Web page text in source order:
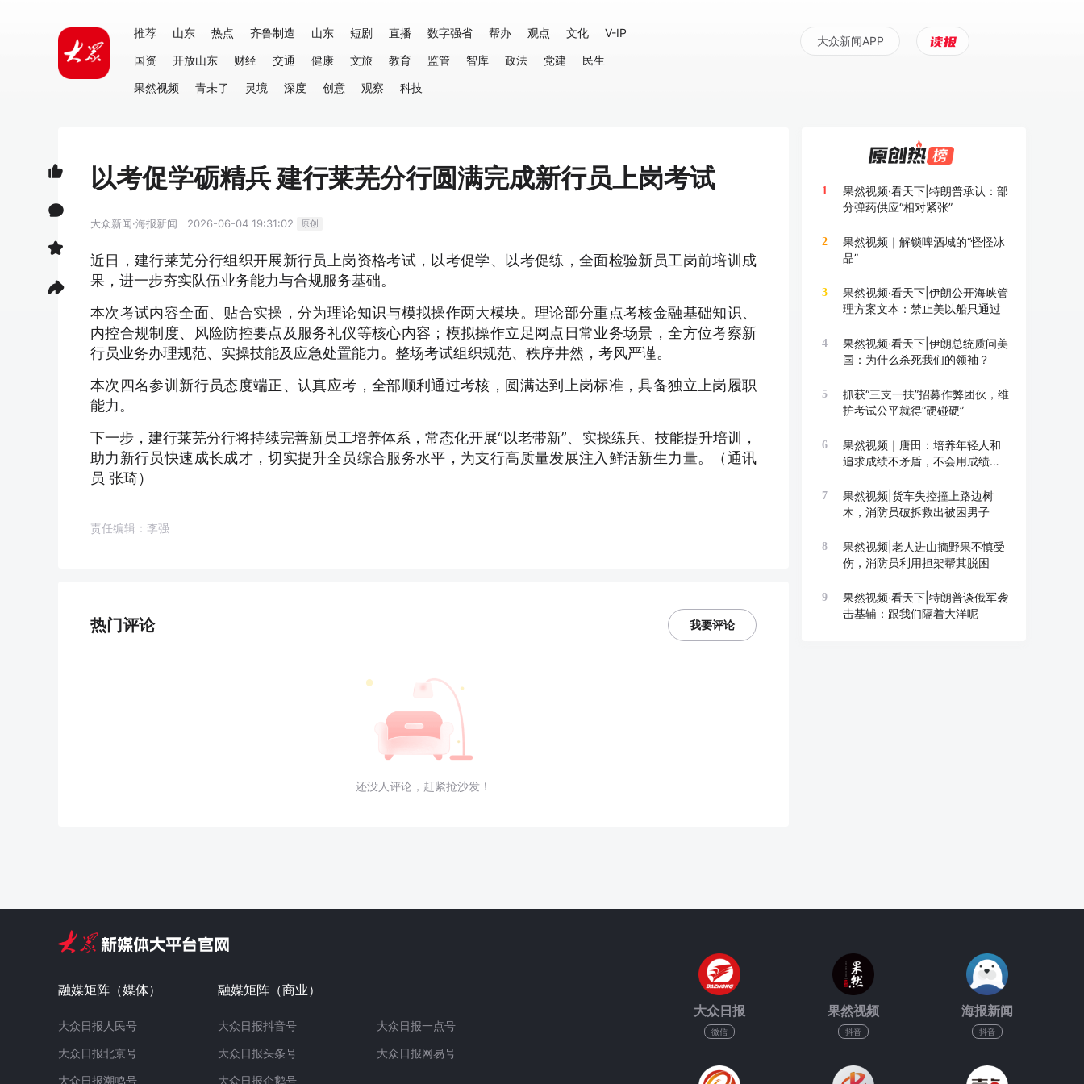
推荐 山东 热点 齐鲁制造 山东 短剧 直播 数字强省 帮办 观点 文化
V-IP
国资
开放山东 财经 交通 健康 文旅 教育 监管 智库 政法 党建
民生
果然视频
青未了 灵境 深度 创意 观察 科技
大众新闻APP
以考促学砺精兵 建行莱芜分行圆满完成新行员上岗考试
大众新闻·海报新闻 2026-06-04 19:31:02 原创
近日，建行莱芜分行组织开展新行员上岗资格考试，以考促学、以考促练，全面检验新员工岗前培训成
果，进一步夯实队伍业务能力与合规服务基础。
本次考试内容全面、贴合实操，分为理论知识与模拟操作两大模块。理论部分重点考核金融基础知识、
内控合规制度、风险防控要点及服务礼仪等核心内容；模拟操作立足网点日常业务场景，全方位考察新
行员业务办理规范、实操技能及应急处置能力。整场考试组织规范、秩序井然，考风严谨。
本次四名参训新行员态度端正、认真应考，全部顺利通过考核，圆满达到上岗标准，具备独立上岗履职
能力。
下一步，建行莱芜分行将持续完善新员工培养体系，常态化开展“以老带新”、实操练兵、技能提升培训，
助力新行员快速成长成才，切实提升全员综合服务水平，为支行高质量发展注入鲜活新生力量。（通讯
员 张琦）
责任编辑：李强
热门评论 我要评论
还没人评论，赶紧抢沙发！
1
果然视频·看天下|特朗普承认：部
分弹药供应“相对紧张”
2
果然视频｜解锁啤酒城的“怪怪冰
品”
3
果然视频·看天下|伊朗公开海峡管
理方案文本：禁止美以船只通过
4
果然视频·看天下|伊朗总统质问美
国：为什么杀死我们的领袖？
5
抓获“三支一扶”招募作弊团伙，维
护考试公平就得“硬碰硬”
6
果然视频｜唐田：培养年轻人和
追求成绩不矛盾，不会用成绩换
7
果然视频|货车失控撞上路边树
木，消防员破拆救出被困男子
8
果然视频|老人进山摘野果不慎受
伤，消防员利用担架帮其脱困
9
果然视频·看天下|特朗普谈俄军袭
击基辅：跟我们隔着大洋呢
融媒矩阵（媒体）
大众日报人民号
大众日报北京号
大众日报潮鸣号
融媒矩阵（商业）
大众日报抖音号
大众日报头条号
大众日报企鹅号
大众日报一点号
大众日报网易号
大众日报
微信
果然视频
抖音
海报新闻
抖音